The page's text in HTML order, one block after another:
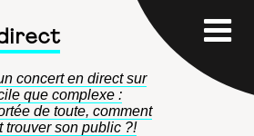
concert en direct sur
que complexe :
de toute, comment
trouver son public ?!